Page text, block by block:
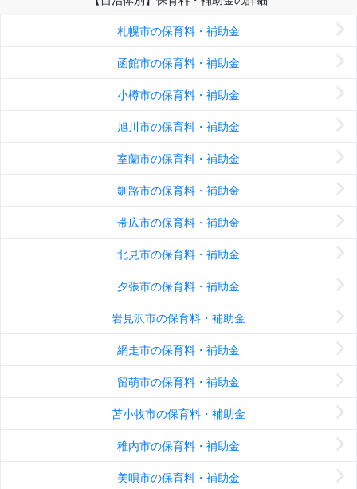
札幌市の保育料・補助金
函館市の保育料・補助金
小樽市の保育料・補助金
旭川市の保育料・補助金
室蘭市の保育料・補助金
釧路市の保育料・補助金
帯広市の保育料・補助金
北見市の保育料・補助金
夕張市の保育料・補助金
岩見沢市の保育料・補助金
網走市の保育料・補助金
留萌市の保育料・補助金
苫小牧市の保育料・補助金
稚内市の保育料・補助金
美唄市の保育料・補助金